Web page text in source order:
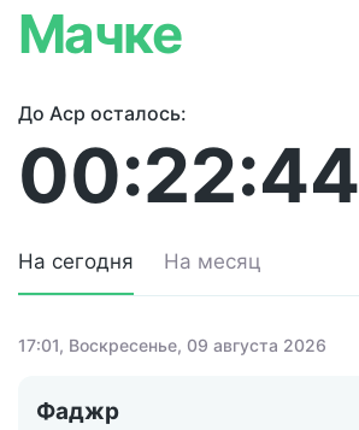
Мачке
До Аср осталось:
00:22:44
На сегодня На месяц
17:01, Воскресенье, 09 августа 2026
Фаджр